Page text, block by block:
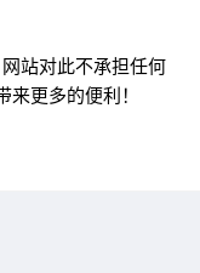
站对此不承担任何
更多的便利！